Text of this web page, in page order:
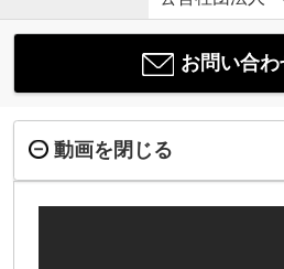
お問い合
動画を閉じる